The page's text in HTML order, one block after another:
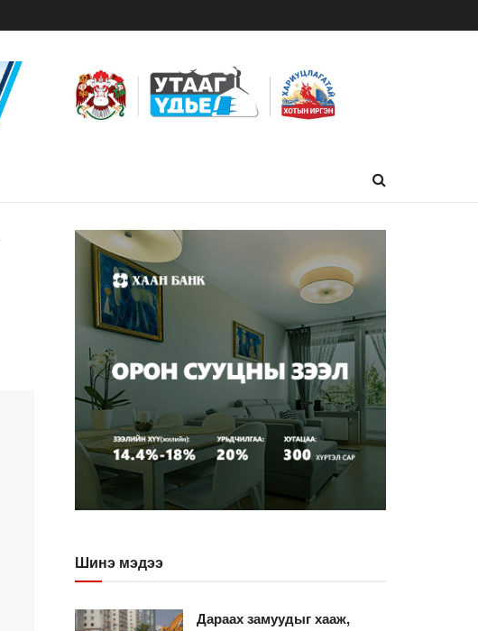
Шинэ мэдээ
Дараах замуудыг хааж,